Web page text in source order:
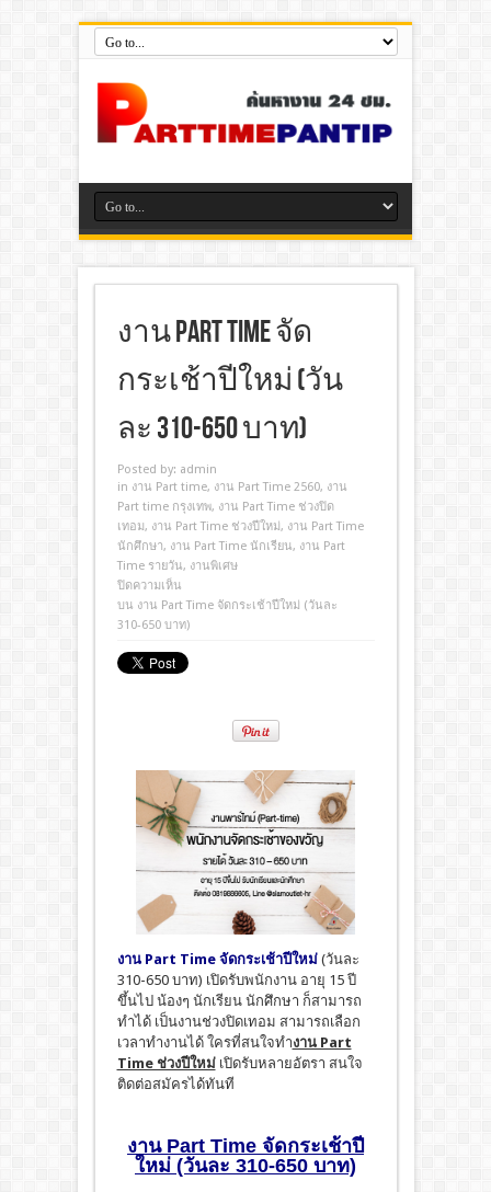
งาน Part Time จัด
กระเช้าปีใหม่ (วัน
ละ 310-650 บาท)
Posted by: admin
in งาน Part time, งาน Part Time 2560, งาน
Part time กรุงเทพ, งาน Part Time ช่วงปิด
เทอม, งาน Part Time ช่วงปีใหม่, งาน Part Time
นักศึกษา, งาน Part Time นักเรียน, งาน Part
Time รายวัน, งานพิเศษ
ปิดความเห็น
บน งาน Part Time จัดกระเช้าปีใหม่ (วันละ
310-650 บาท)
งาน Part Time จัดกระเช้าปีใหม่(วันละ
310-650 บาท) เปิดรับพนักงาน อายุ 15 ปี
ขึ้นไป น้องๆ นักเรียน นักศึกษา ก็สามารถ
ทำได้ เป็นงานช่วงปิดเทอม สามารถเลือก
เวลาทำงานได้ ใครที่สนใจทำงาน Part
Time ช่วงปีใหม่เปิดรับหลายอัตรา สนใจ
ติดต่อสมัครได้ทันที
งาน Part Time จัดกระเช้าปี
ใหม่ (วันละ 310-650 บาท)